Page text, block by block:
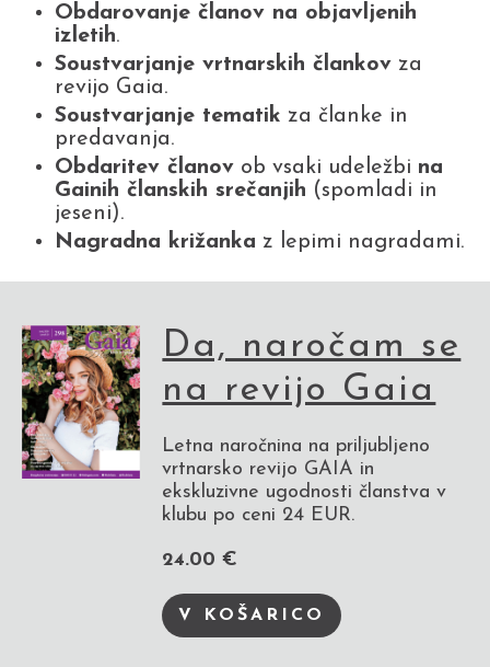
Obdarovanje članov na objavljenih
izletih.
Soustvarjanje vrtnarskih člankov za
revijo Gaia.
Soustvarjanje tematik za članke in
predavanja.
Obdaritev članov ob vsaki udeležbi na
Gainih članskih srečanjih (spomladi in
jeseni).
Nagradna križanka z lepimi nagradami.
Da, naročam se
na revijo Gaia
Letna naročnina na priljubljeno
vrtnarsko revijo GAIA in
ekskluzivne ugodnosti članstva v
klubu po ceni 24 EUR.
24.00 €
V KOŠARICO